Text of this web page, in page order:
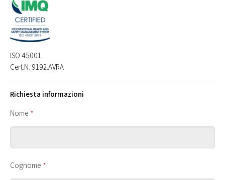
ISO 45001
Cert.N. 9192.AVRA
Richiesta informazioni
Nome *
Cognome *